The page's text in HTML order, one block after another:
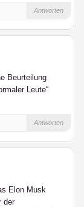
Antworten
Beurteilung
Leute“
Antworten
Elon Musk
der